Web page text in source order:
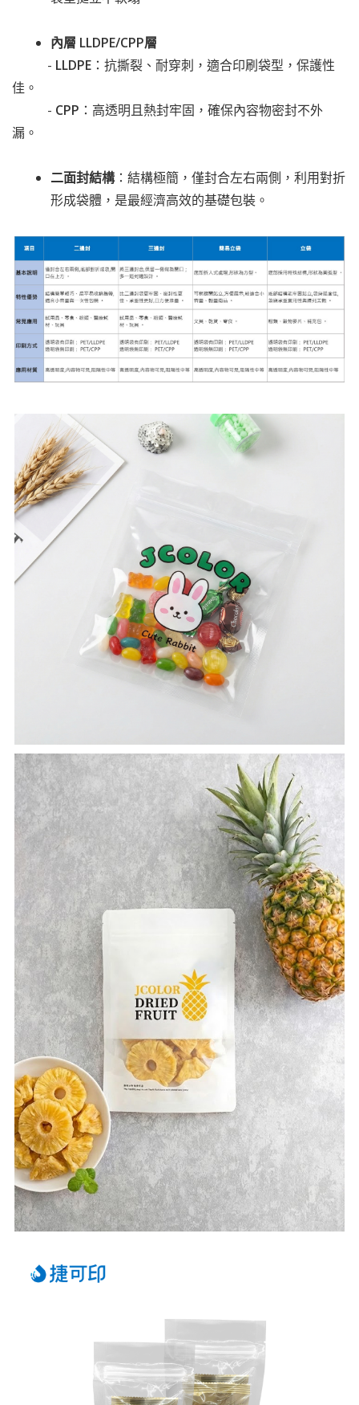
內層 LLDPE/CPP層
- LLDPE ：抗撕裂、耐穿刺，適合印刷袋型，保護性
佳。
- CPP ：高透明且熱封牢固，確保內容物密封不外
漏。
二面封結構： 結構極簡，僅封合左右兩側，利用對折
形成袋體，是最經濟高效的基礎包裝。